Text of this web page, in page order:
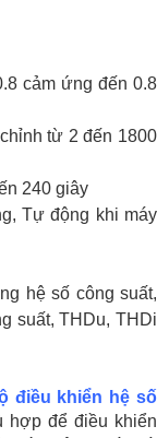
cảm ứng đến 0.8
từ 2 đến 1800
240 giây
Tự động khi máy
hệ số công suất,
suất, THDu, THDi
điều khiển hệ số
hợp để điều khiển